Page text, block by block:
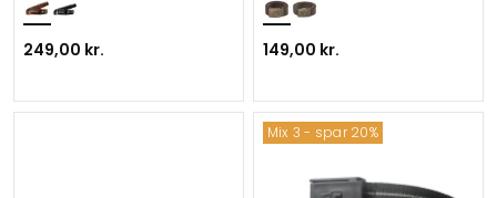
249,00 kr. 149,00 kr.
Mix 3 - spar 20%